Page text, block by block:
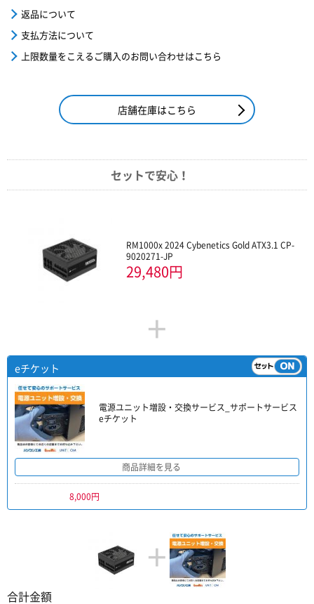
返品について
支払方法について
上限数量をこえるご購入のお問い合わせはこちら
店舗在庫はこちら
セットで安心！
RM1000x 2024 Cybenetics Gold ATX3.1 CP-
9020271-JP
29,480円
+
eチケット
電源ユニット増設・交換サービス_サポートサービス
eチケット
商品詳細を見る
8,000円
+
合計金額